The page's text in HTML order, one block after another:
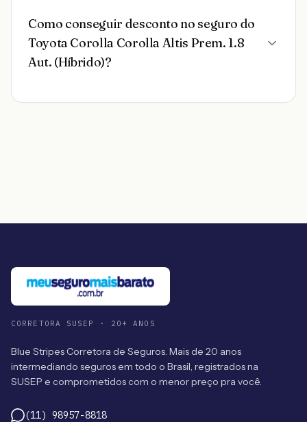
Como conseguir desconto no seguro do
Toyota Corolla Corolla Altis Prem. 1.8
Aut. (Híbrido)?
CORRETORA SUSEP · 20+ ANOS
Blue Stripes Corretora de Seguros. Mais de 20 anos
intermediando seguros em todo o Brasil, registrados na
SUSEP e comprometidos com o menor preço pra você.
(11) 98957-8818